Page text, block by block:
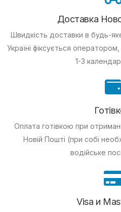
Доставка
Швидкість доставки в будь-
Україні фіксується
1-3
Оплата готівкою при
Новій Пошті (при собі
водійське
Visa и